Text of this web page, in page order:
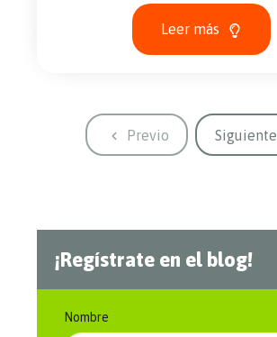
Leer más
Previo Siguiente
¡Regístrate en el blog!
Nombre